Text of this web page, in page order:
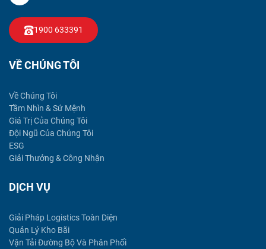
1900 633391
VỀ CHÚNG TÔI
Về Chúng Tôi
Tầm Nhìn & Sứ Mệnh
Giá Trị Của Chúng Tôi
Đội Ngũ Của Chúng Tôi
ESG
Giải Thưởng & Công Nhận
DỊCH VỤ
Giải Pháp Logistics Toàn Diện
Quản Lý Kho Bãi
Vận Tải Đường Bộ Và Phân Phối